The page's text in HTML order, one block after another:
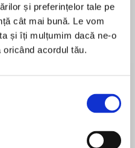
și preferințelor tale pe
cât mai bună. Le vom
și îți mulțumim dacă ne-o
acordul tău.
shredding, edge-of-
REVIEW
Karin Slaughter
Times bestselling
recenzii